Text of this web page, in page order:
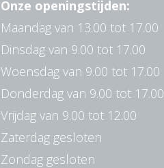
Onze openingstijden:
Maandag van 13.00 tot 17.00
Dinsdag van 9.00 tot 17.00
Woensdag van 9.00 tot 17.00
Donderdag van 9.00 tot 17.00
Vrijdag van 9.00 tot 12.00
Zaterdag gesloten
Zondag gesloten